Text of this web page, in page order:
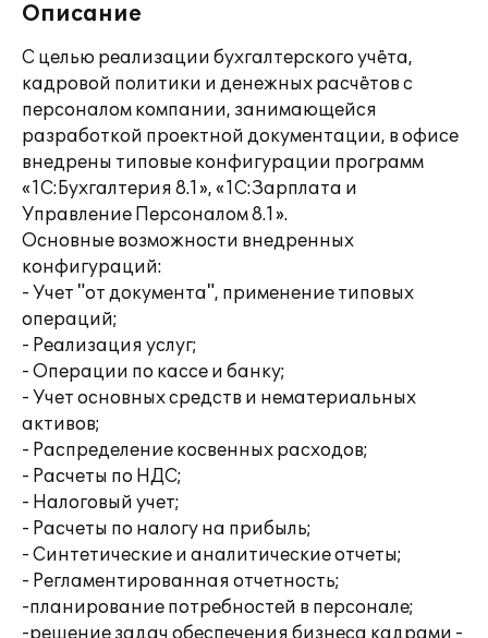
Описание
С целью реализации бухгалтерского учёта,
кадровой политики и денежных расчётов с
персоналом компании, занимающейся
разработкой проектной документации, в офисе
внедрены типовые конфигурации программ
«1C:Бухгалтерия 8.1», «1C:Зарплата и
Управление Персоналом 8.1».
Основные возможности внедренных
конфигураций:
- Учет "от документа", применение типовых
операций;
- Реализация услуг;
- Операции по кассе и банку;
- Учет основных средств и нематериальных
активов;
- Распределение косвенных расходов;
- Расчеты по НДС;
- Налоговый учет;
- Расчеты по налогу на прибыль;
- Синтетические и аналитические отчеты;
- Регламентированная отчетность;
-планирование потребностей в персонале;
-решение задач обеспечения бизнеса кадрами -